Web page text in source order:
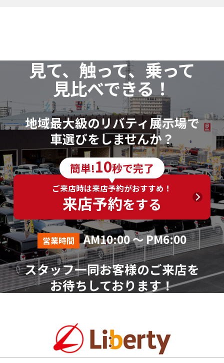
当社は、当該資料請求により取得した開示対象個人
情報の利用目的の通知・開示・訂正または削除・利用
の停止（以下「開示等」といいます。）に応じます。
開示等に関するお問い合わせ：各店舗営業窓口もし
くは、以下個人情報相談窓口
6．個人情報の取得に応じることの任意性
ご入力は任意ですが、ご入力いただけない項目やご
入力いただいた個人情報に漏れや誤りがあった場合、
資料請求およびお問合せに対する回答が出来ない場合
がございます。
7．その他
本人が容易に認識できない方法による個人情報の取
得は行っておりません。
個人情報に関する相談窓口
（平日AM10:00～PM18:00 ※土、日、祝、年末年始を
見て、触って、乗って
見比べできる！
地域最大級のリバティ展示場で
車選びをしませんか？
簡単!10秒で完了
ご来店時は来店予約がおすすめ！
来店予約をする
営業時間 AM10:00 ～ PM6:00
スタッフ一同お客様のご来店を
お待ちしております！